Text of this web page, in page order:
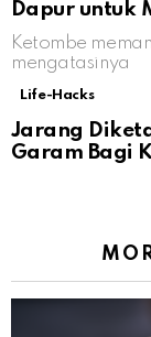
Dapur untuk
Ketombe
mengatasinya
Life-Hacks
Jarang
Garam Bagi